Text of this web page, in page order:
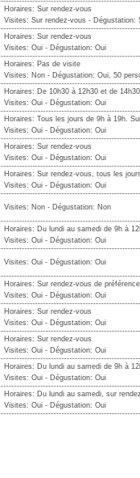
Horaires: Sur rendez-vous
Visites: Sur rendez-vous - Dégustation:
Horaires: Sur rendez-vous
Visites: Oui - Dégustation: Oui
Horaires: Pas de visite
Visites: Non - Dégustation: Oui, 50
Horaires: De 10h30 à 12h30 et de
Visites: Oui - Dégustation: Oui
Horaires: Tous les jours de 9h à 19h.
Visites: Oui - Dégustation: Oui
Horaires: Sur rendez-vous
Visites: Oui - Dégustation: Oui
Horaires: Sur rendez-vous, tous les
Visites: Oui - Dégustation: Oui
Visites: Non - Dégustation: Non
Horaires: Du lundi au samedi de 9h à
Visites: Oui - Dégustation: Oui
Visites: Oui - Dégustation: Oui
Horaires: Sur rendez-vous de
Visites: Oui - Dégustation: Oui
Horaires: Sur rendez-vous
Visites: Oui - Dégustation: Oui
Horaires: Sur rendez-vous
Visites: Oui - Dégustation: Oui
Horaires: Du lundi au samedi de 9h à
Visites: Oui - Dégustation: Oui
Horaires: Du lundi au samedi, sur
Visites: Oui - Dégustation: Oui